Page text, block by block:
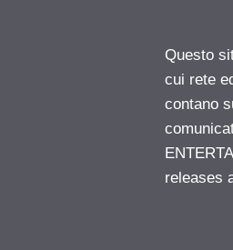
Questo
cui rete
contano
releases